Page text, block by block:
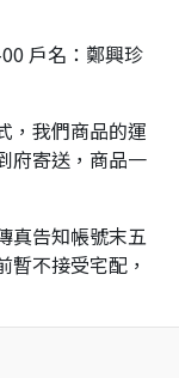
戶名：鄭興珍
，我們商品的運
府寄送，商品一
真告知帳號末五
不接受宅配，